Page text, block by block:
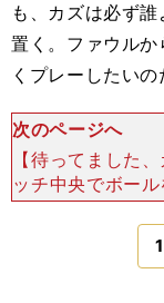
も、カズは必ず
置く。ファウル
くプレーしたいの
次のページへ
【待ってました
ッチ中央でボー
コで対面した朴
足アウトサイド
1